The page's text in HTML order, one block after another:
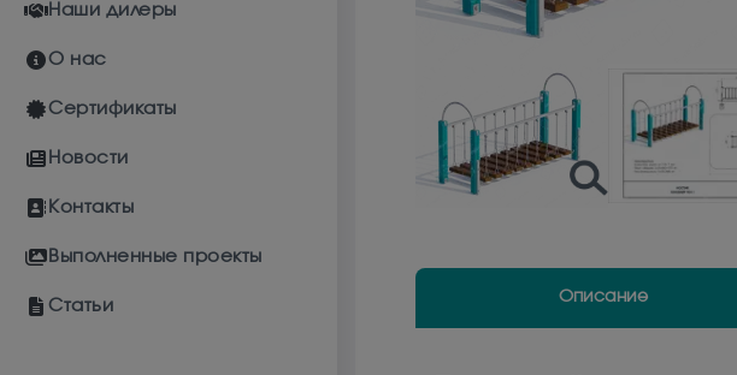
Наши дилеры
О нас
Сертификаты
Новости
Контакты
Выполненные проекты
Статьи Описание